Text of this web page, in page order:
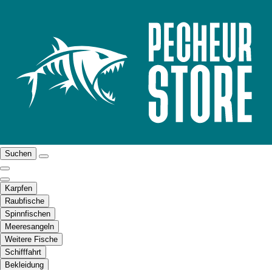
Suchen
Karpfen
Raubfische
Spinnfischen
Meeresangeln
Weitere Fische
Schifffahrt
Bekleidung